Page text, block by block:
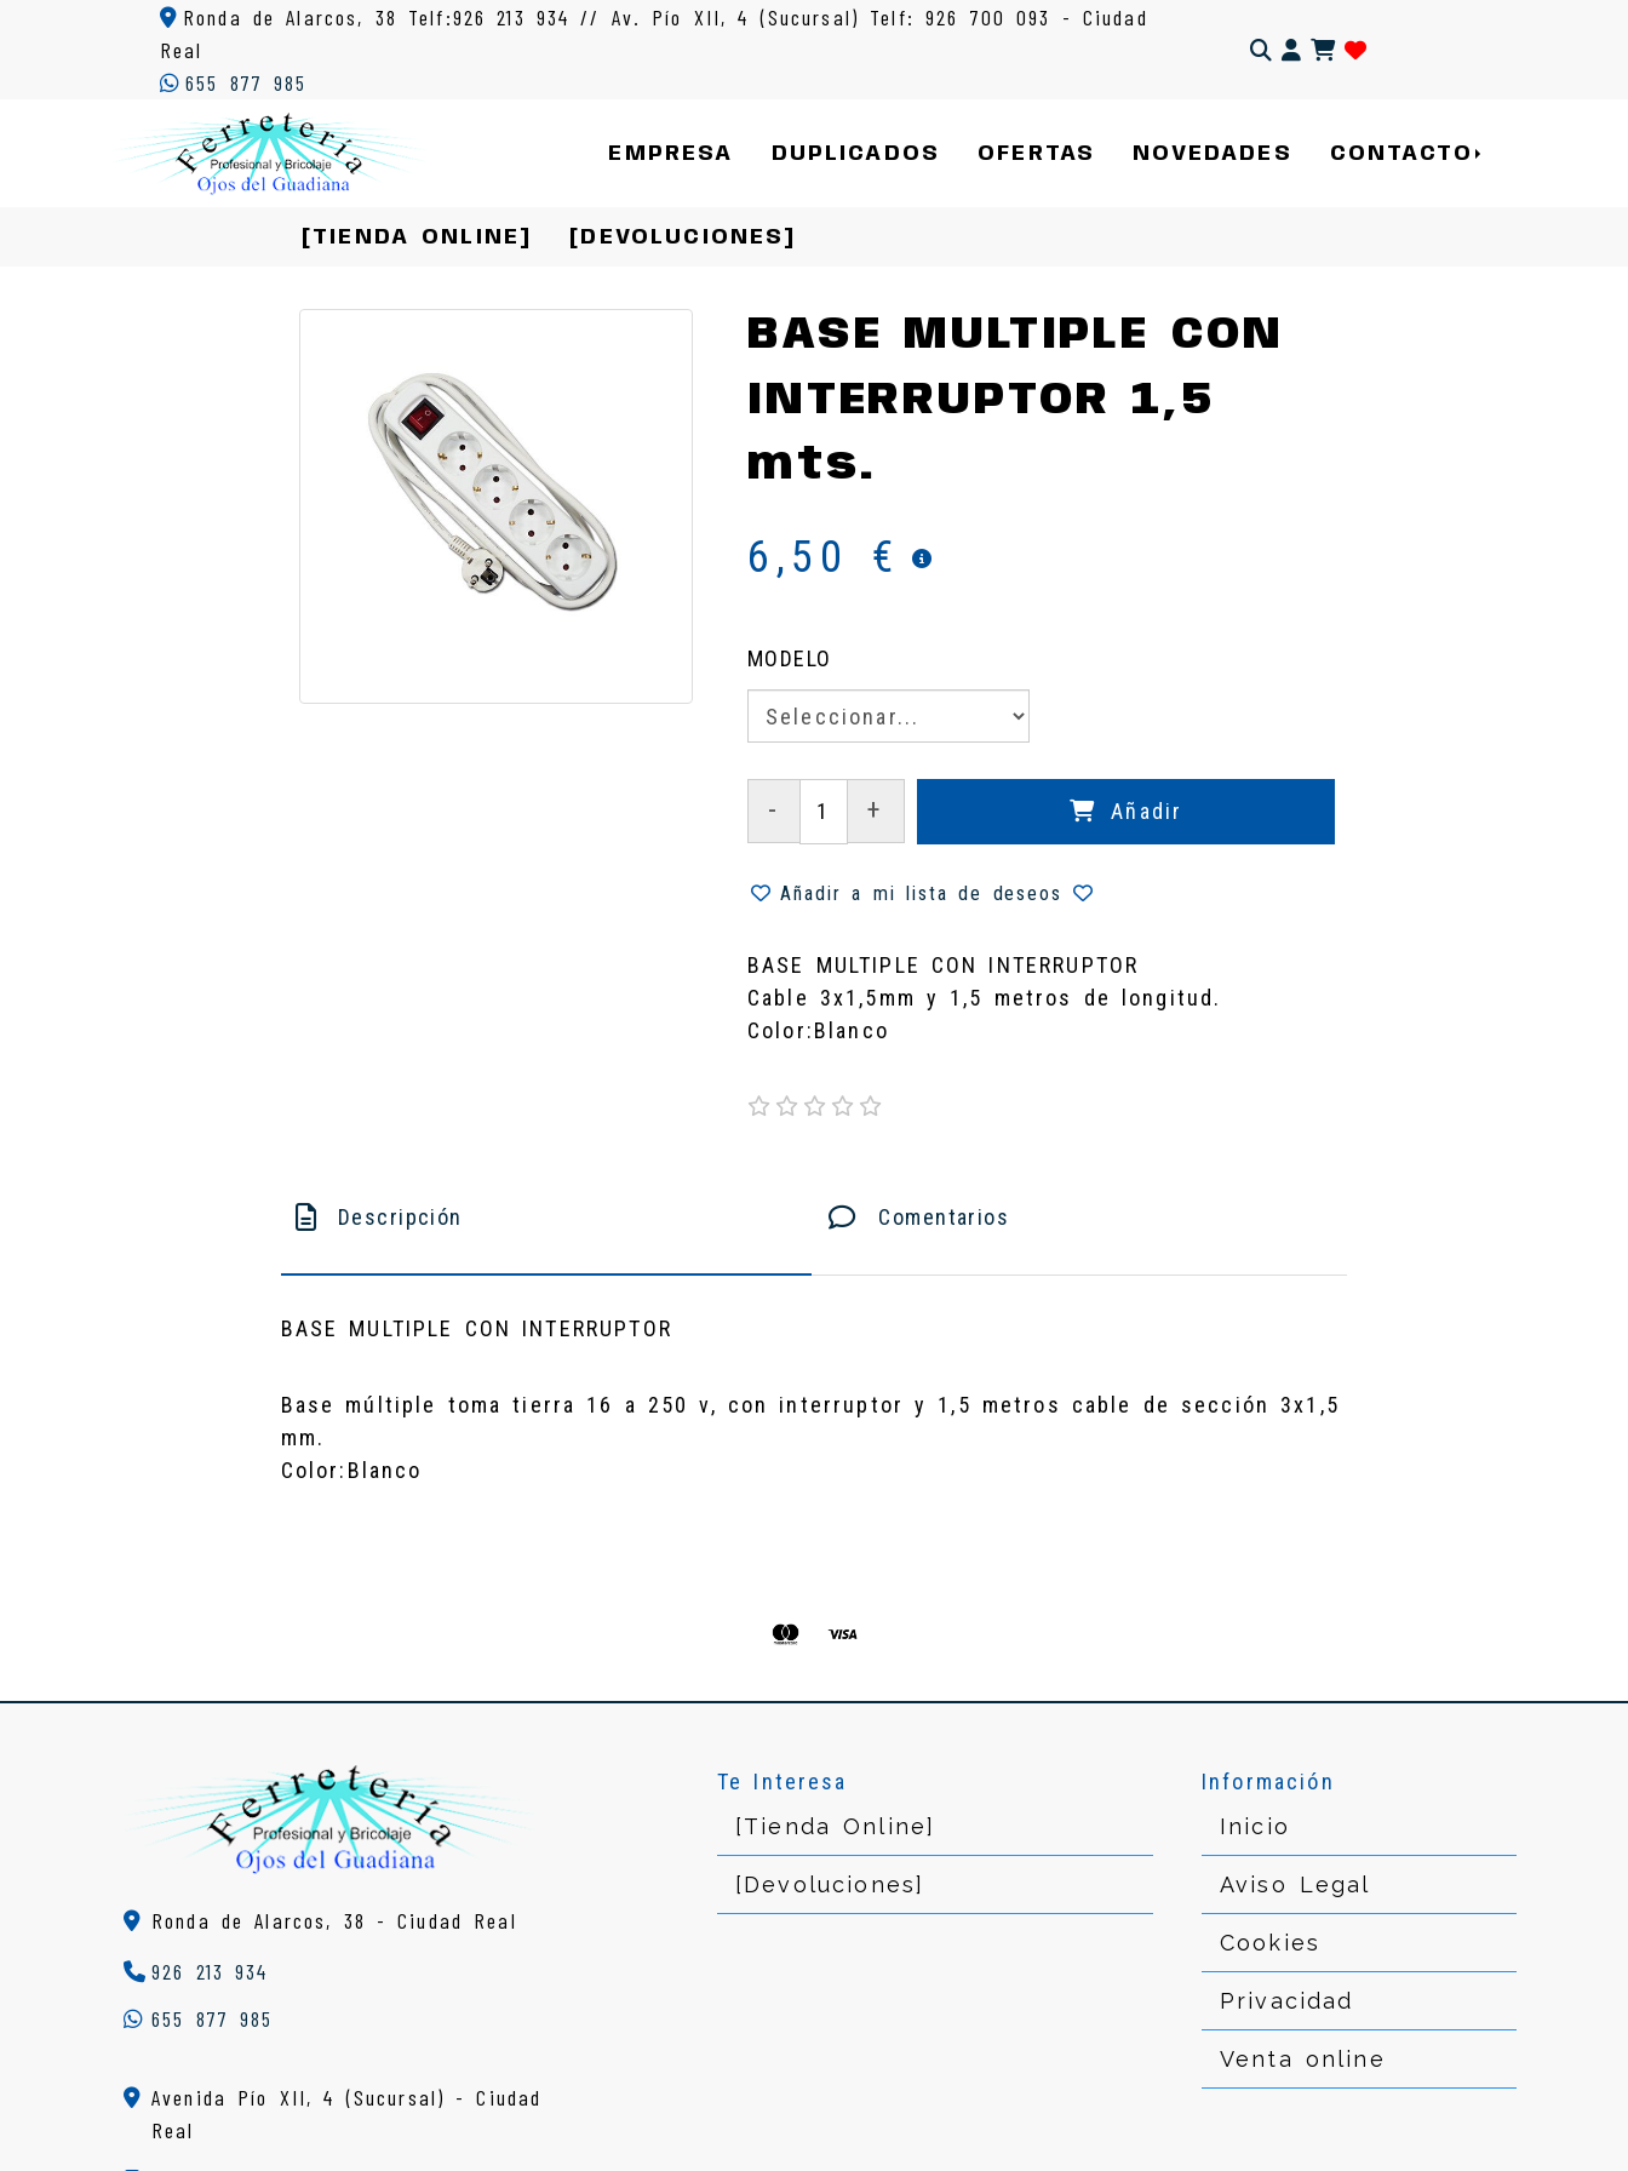
Ronda de Alarcos, 38 Telf:926 213 934 // Av. Pío XII, 4 (Sucursal) Telf: 926 700 093 - Ciudad
Real
655 877 985
Identifícate
EMPRESA DUPLICADOS OFERTAS NOVEDADES CONTACTO
[TIENDA ONLINE] [DEVOLUCIONES]
BASE MULTIPLE CON
INTERRUPTOR 1,5
mts.
6,50 €
MODELO
- + Añadir
Añadir a mi lista de deseos
BASE MULTIPLE CON INTERRUPTOR
Cable 3x1,5mm y 1,5 metros de longitud.
Color:Blanco
Descripción Comentarios
BASE MULTIPLE CON INTERRUPTOR
Base múltiple toma tierra 16 a 250 v, con interruptor y 1,5 metros cable de sección 3x1,5
mm.
Color:Blanco
Ronda de Alarcos, 38 -Ciudad Real
926 213 934
655 877 985
Avenida Pío XII, 4 (Sucursal) - Ciudad
Real
Te Interesa
[Tienda Online]
[Devoluciones]
Información
Inicio
Aviso Legal
Cookies
Privacidad
Venta online